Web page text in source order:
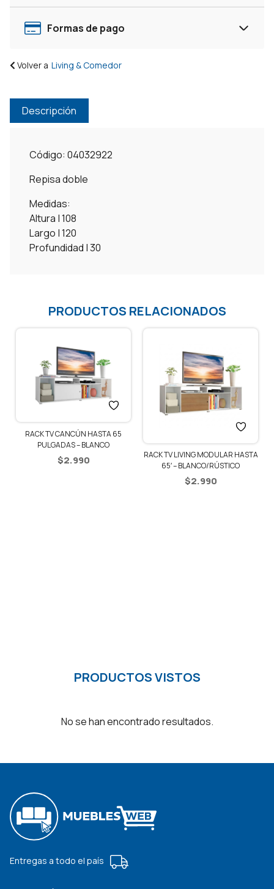
Formas de pago
Volver a Living & Comedor
Descripción
Código: 04032922
Repisa doble
Medidas:
Altura | 108
Largo | 120
Profundidad | 30
PRODUCTOS RELACIONADOS
RACK TV CANCÚN HASTA 65
PULGADAS – BLANCO
$2.990
RACK TV LIVING MODULAR HASTA
65′ – BLANCO/RÚSTICO
$2.990
PRODUCTOS VISTOS
No se han encontrado resultados.
Entregas a todo el país